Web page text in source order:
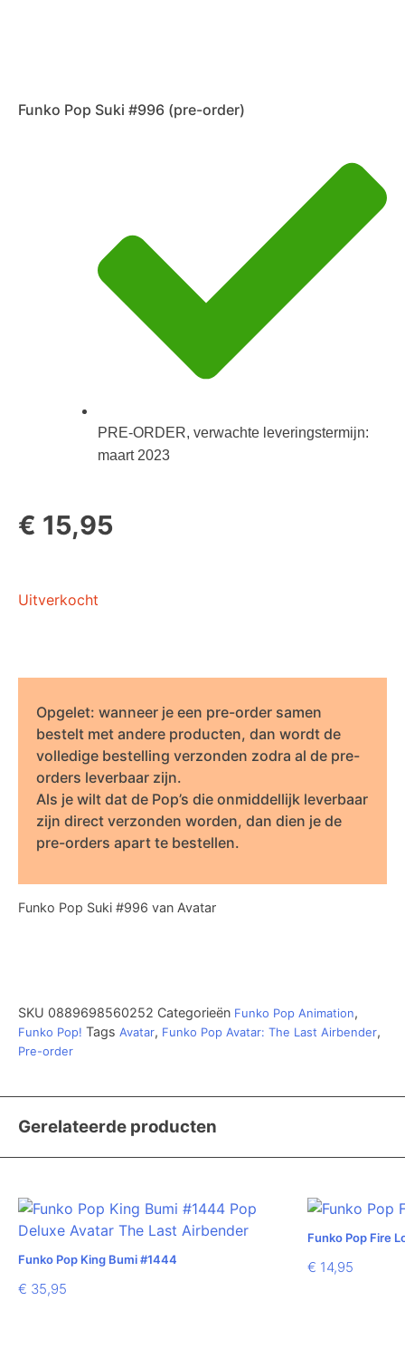
Funko Pop Suki #996 (pre-order)
PRE-ORDER, verwachte leveringstermijn:
maart 2023
€ 15,95
Uitverkocht
Opgelet: wanneer je een pre-order samen
bestelt met andere producten, dan wordt de
volledige bestelling verzonden zodra al de pre-
orders leverbaar zijn.
Als je wilt dat de Pop’s die onmiddellijk leverbaar
zijn direct verzonden worden, dan dien je de
pre-orders apart te bestellen.
Funko Pop Suki #996 van Avatar
SKU 0889698560252 Categorieën Funko Pop Animation,
Funko Pop! Tags Avatar, Funko Pop Avatar: The Last Airbender,
Pre-order
Gerelateerde producten
Funko Pop King Bumi #1444
€ 35,95
Funko Pop Fire
€ 14,95